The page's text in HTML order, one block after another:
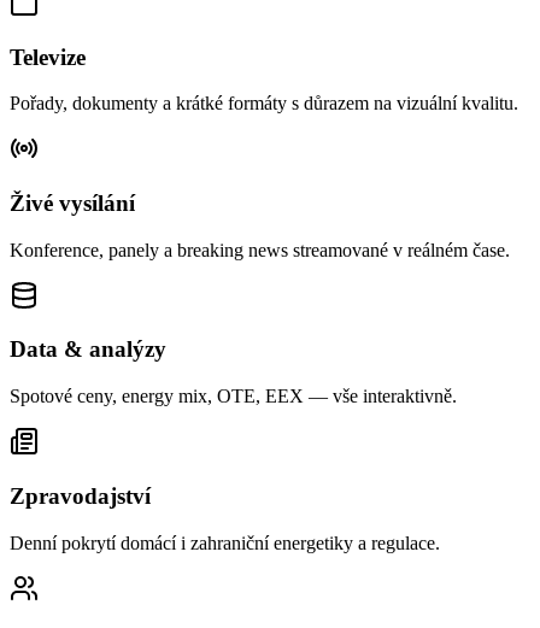
Televize
Pořady, dokumenty a krátké formáty s důrazem na vizuální kvalitu.
Živé vysílání
Konference, panely a breaking news streamované v reálném čase.
Data & analýzy
Spotové ceny, energy mix, OTE, EEX — vše interaktivně.
Zpravodajství
Denní pokrytí domácí i zahraniční energetiky a regulace.